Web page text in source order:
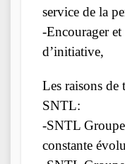
service de la
-Encourager et
d’initiative,
Les raisons de
SNTL:
-SNTL
constante